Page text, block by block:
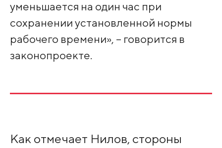
уменьшается на один час при
сохранении установленной нормы
рабочего времени», – говорится в
законопроекте.
Как отмечает Нилов, стороны